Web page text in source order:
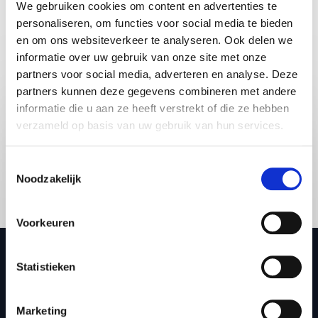
We gebruiken cookies om content en advertenties te
personaliseren, om functies voor social media te bieden
en om ons websiteverkeer te analyseren. Ook delen we
informatie over uw gebruik van onze site met onze
partners voor social media, adverteren en analyse. Deze
partners kunnen deze gegevens combineren met andere
informatie die u aan ze heeft verstrekt of die ze hebben
verzameld op basis van uw gebruik van hun services.
Noodzakelijk
Voorkeuren
Statistieken
Marketing
Share:
Vraag vrijblijvend info aan voor
Chris Heemskerk